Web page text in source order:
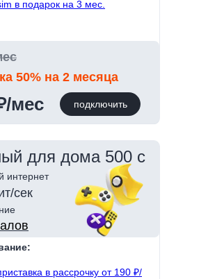
мес
50% на 2 месяца
в подарок на 3 мес.
подключить
интернет
сек
в рассрочку от 190 ₽/
для дома 500 с